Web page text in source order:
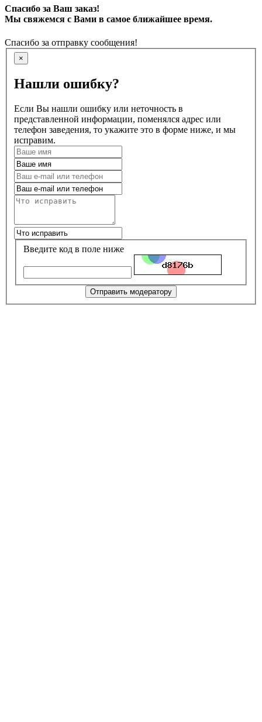
Спасибо за Ваш заказ!
Мы свяжемся с Вами в самое ближайшее время.
Спасибо за отправку сообщения!
×
Нашли ошибку?
Если Вы нашли ошибку или неточность в
представленной информации, поменялся адрес или
телефон заведения, то укажите это в форме ниже, и мы
исправим.
Введите код в поле ниже
Отправить модератору